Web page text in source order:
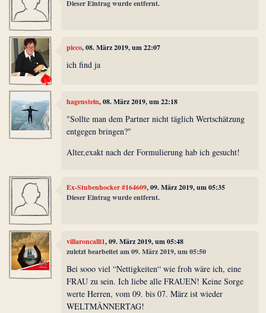
Dieser Eintrag wurde entfernt.
picco, 08. März 2019, um 22:07
ich find ja
hagenstein, 08. März 2019, um 22:18
"Sollte man dem Partner nicht täglich Wertschätzung
entgegen bringen?"
Alter,exakt nach der Formulierung hab ich gesucht!
Ex-Stubenhocker #164609, 09. März 2019, um 05:35
Dieser Eintrag wurde entfernt.
villaroncalli1, 09. März 2019, um 05:48
zuletzt bearbeitet am 09. März 2019, um 05:50
Bei sooo viel “Nettigkeiten“ wie froh wäre ich, eine
FRAU zu sein. Ich liebe alle FRAUEN! Keine Sorge
werte Herren, vom 09. bis 07. März ist wieder
WELTMÄNNERTAG!